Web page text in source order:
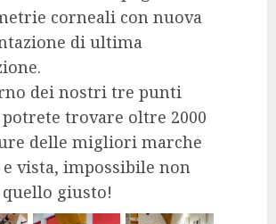
corneali con nuova
di ultima
dei nostri tre punti
trovare oltre 2000
delle migliori marche
vista, impossibile non
giusto!